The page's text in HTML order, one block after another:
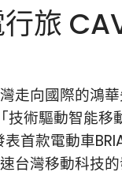
旅
走向國際的
術驅動智能移
表首款電動車
台灣移動科技的